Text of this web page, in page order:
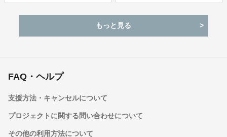
もっと見る
FAQ・ヘルプ
支援方法・キャンセルについて
プロジェクトに関する問い合わせについて
その他の利用方法について